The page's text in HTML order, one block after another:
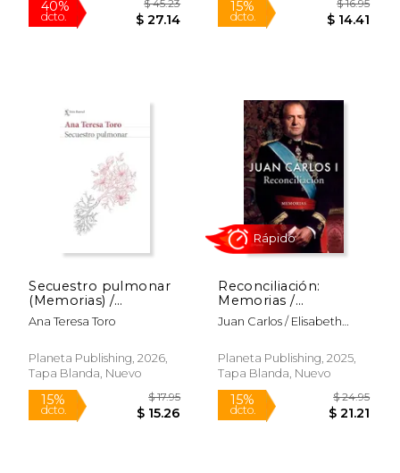
15% $ 14.95 15%
Rápido
Secuestro pulmonar
(Memorias) /
Pulmonary
Sequestration (A
Ana Teresa Toro
Planeta Publishing, 2026,
Tapa Blanda, Nuevo
Reconciliación:
Memorias /
Reconciliation: A
Memoir
Juan Carlos / Elisabeth
Planeta Publishing, 2025,
Tapa Blanda, Nuevo